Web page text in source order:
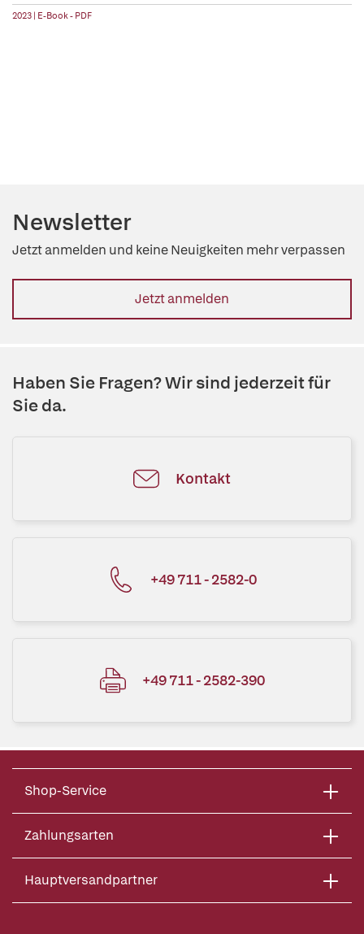
2023 | E-Book - PDF
Newsletter
Jetzt anmelden und keine Neuigkeiten mehr verpassen
Jetzt anmelden
Haben Sie Fragen? Wir sind jederzeit für
Sie da.
Kontakt
+49 711 - 2582-0
+49 711 - 2582-390
Shop-Service
Zahlungsarten
Hauptversandpartner